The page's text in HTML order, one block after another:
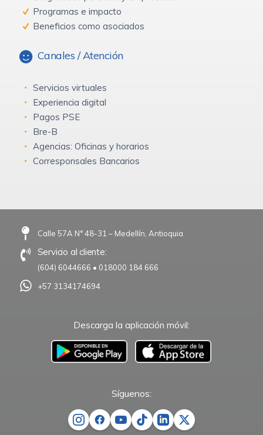
Programas e impacto
Beneficios como asociados
Canales / Atención
Servicios virtuales
Experiencia digital
Pagos PSE
Bre-B
Agencias: Oficinas y horarios
Corresponsales Bancarios
Calle 57A N° 48-31 – Medellín, Antioquia
Servicio al cliente:
(604) 6044666 • 018000 184 666
+57 3134174694
Descarga la aplicación móvil:
–
Síguenos: